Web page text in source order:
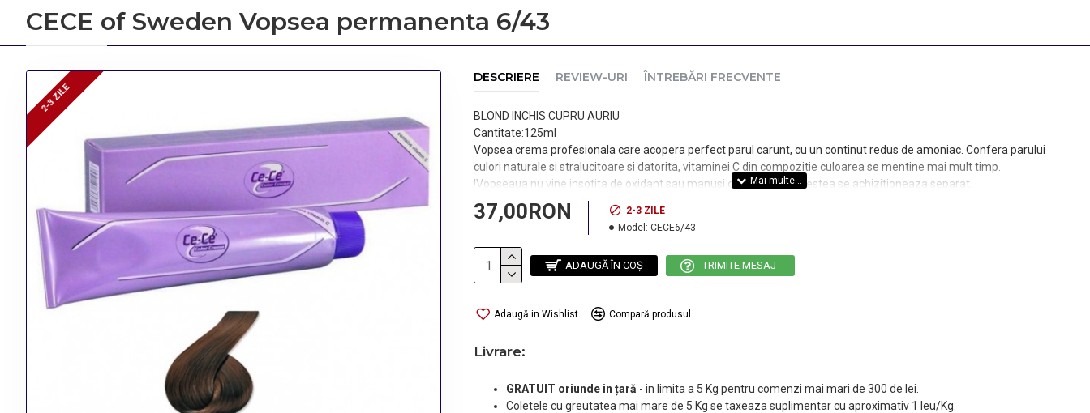
CECE of Sweden Vopsea permanenta 6/43
2-3 ZILE
2-3 ZILE
DESCRIERE REVIEW-URI ÎNTREBĂRI FRECVENTE
BLOND INCHIS CUPRU AURIU
Cantitate:125ml
Vopsea crema profesionala care acopera perfect parul carunt, cu un continut redus de amoniac. Confera parului
culori naturale si stralucitoare si datorita, vitaminei C din compozitie culoarea se mentine mai mult timp.
!Vopseaua nu vine insotita de oxidant sau manusi de protectie, acestea se achizitioneaza separat.
37,00RON
2-3 ZILE
Model: CECE6/43
ADAUGĂ ÎN COŞ TRIMITE MESAJ
Adaugă in Wishlist Compară produsul
Livrare:
GRATUIT oriunde in țară - in limita a 5 Kg pentru comenzi mai mari de 300 de lei.
Coletele cu greutatea mai mare de 5 Kg se taxeaza suplimentar cu aproximativ 1 leu/Kg.